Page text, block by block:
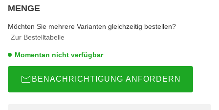
MENGE
Möchten Sie mehrere Varianten gleichzeitig bestellen?
Zur Bestelltabelle
Momentan nicht verfügbar
BENACHRICHTIGUNG ANFORDERN